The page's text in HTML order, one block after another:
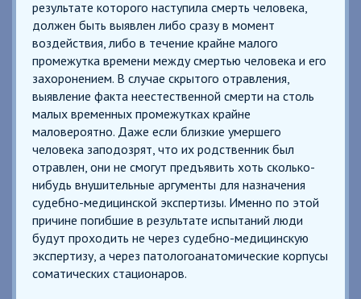
результате которого наступила смерть человека,
должен быть выявлен либо сразу в момент
воздействия, либо в течение крайне малого
промежутка времени между смертью человека и его
захоронением. В случае скрытого отравления,
выявление факта неестественной смерти на столь
малых временных промежутках крайне
маловероятно. Даже если близкие умершего
человека заподозрят, что их родственник был
отравлен, они не смогут предъявить хоть сколько-
нибудь внушительные аргументы для назначения
судебно-медицинской экспертизы. Именно по этой
причине погибшие в результате испытаний люди
будут проходить не через судебно-медицинскую
экспертизу, а через патологоанатомические корпусы
соматических стационаров.